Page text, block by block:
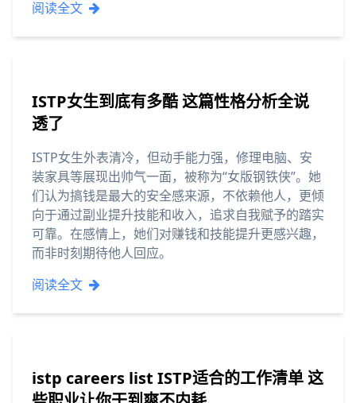
阅读全文
ISTP女生到底有多酷 这篇性格分析全说
透了
ISTP女生外表清冷，但动手能力强，修理电脑、安
装家具等展现出帅气一面，被称为“女版钢铁侠”。她
们认为搞钱是最大的安全感来源，不依赖他人，更倾
向于通过副业提升技能和收入，追求自我赋予的踏实
可靠。在感情上，她们对赚钱和技能提升更感兴趣，
而非时刻期待他人回应。
阅读全文
istp careers list ISTP适合的工作清单 这